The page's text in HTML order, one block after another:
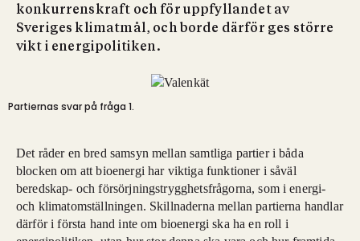
konkurrenskraft och för uppfyllandet av
Sveriges klimatmål, och borde därför ges större
vikt i energipolitiken.
Partiernas svar på fråga 1.
Det råder en bred samsyn mellan samtliga partier i båda
blocken om att bioenergi har viktiga funktioner i såväl
beredskap- och försörjningstrygghetsfrågorna, som i energi-
och klimatomställningen. Skillnaderna mellan partierna handlar
därför i första hand inte om bioenergi ska ha en roll i